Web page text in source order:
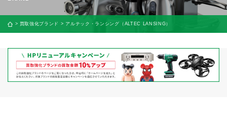
24時間365日受付
買取に関する質問や相談もすぐにできて便利
簡単操作！LINE査定
買取強化ブランド アルテック・ランシング（ALTEC LANSING）